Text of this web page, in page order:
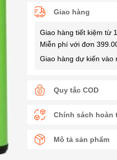
Giao hàng
Giao hàng tiết kiệm từ
Miễn phí với đơn
Giao hàng dự kiến vào
Quy tắc COD
Chính sách hoàn
Mô tả sản phẩm